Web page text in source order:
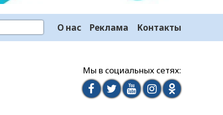
О нас Реклама Контакты
Мы в социальных сетях: